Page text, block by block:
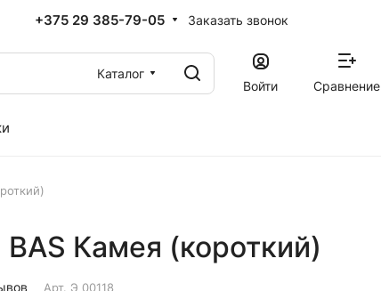
+375 29 385-79-05 Заказать звонок
Каталог
Войти
Сравнение
Камея (короткий)
Арт. Э 00118